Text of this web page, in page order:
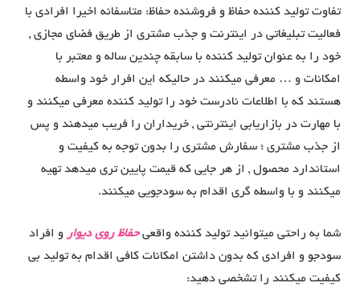
تفاوت تولید کننده حفاظ و فروشنده حفاظ: متاسفانه اخیرا افرادی با
فعالیت تبلیغاتی در اینترنت و جذب مشتری از طریق فضای مجازی ,
خود را به عنوان تولید کننده با سابقه چندین ساله و معتبر با
امکانات و … معرفی میکنند در حالیکه این افرار خود واسطه
هستند که با اطلاعات نادرست خود را تولید کننده معرفی میکنند و
با مهارت در بازاریابی اینترنتی , خریداران را فریب میدهند و پس
از جذب مشتری ؛ سفارش مشتری را بدون توجه به کیفیت و
استاندارد محصول , از هر جایی که قیمت پایین تری میدهد تهیه
میکنند و با واسطه گری اقدام به سودجویی میکنند.
شما به راحتی میتوانید تولید کننده واقعیحفاظ روی دیوار و افراد
سودجو و افرادی که بدون داشتن امکانات کافی اقدام به تولید بی
کیفیت میکنند را تشخصی دهید: